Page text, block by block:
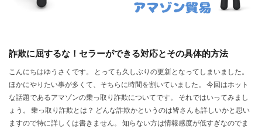
詐欺に屈するな！セラーができる対応とその具体的方法
こんにちはゆうさくです。 とっても久しぶりの更新となってしまいました。
ほかにやりたい事が多くて、そちらに時間を割いていました。 今回はホット
な話題であるアマゾンの乗っ取り詐欺についてです。 それではいってみまし
ょう。 乗っ取り詐欺とは？ どんな詐欺かというのは皆さんも詳しいかと思い
ますので特に詳しくは書きません。 知らない方は情報感度が低すぎなのでま